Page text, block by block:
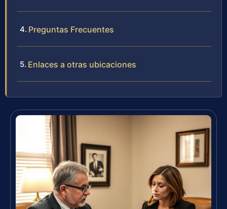
Preguntas Frecuentes
Enlaces a otras ubicaciones